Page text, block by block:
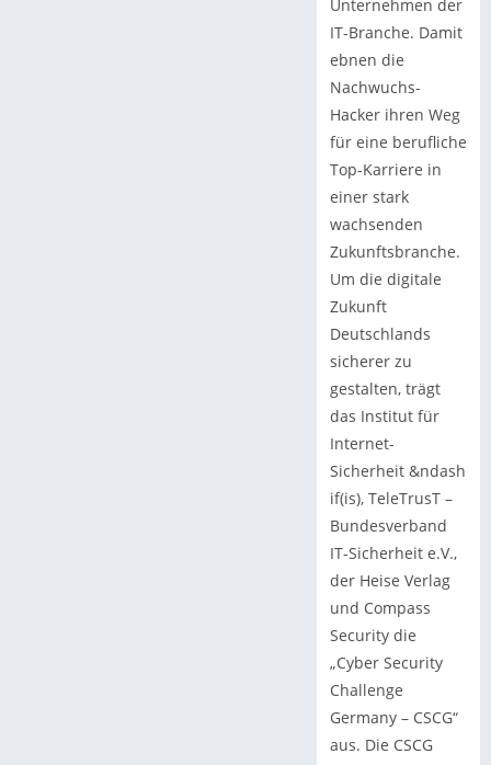
Unternehmen der
IT-Branche. Damit
ebnen die
Nachwuchs-
Hacker ihren Weg
für eine berufliche
Top-Karriere in
einer stark
wachsenden
Zukunftsbranche.
Um die digitale
Zukunft
Deutschlands
sicherer zu
gestalten, trägt
das Institut für
Internet-
Sicherheit &ndash
if(is), TeleTrusT –
Bundesverband
IT-Sicherheit e.V.,
der Heise Verlag
und Compass
Security die
„Cyber Security
Challenge
Germany – CSCG“
aus. Die CSCG